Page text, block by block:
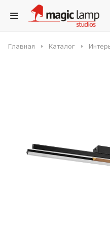
Главная Каталог